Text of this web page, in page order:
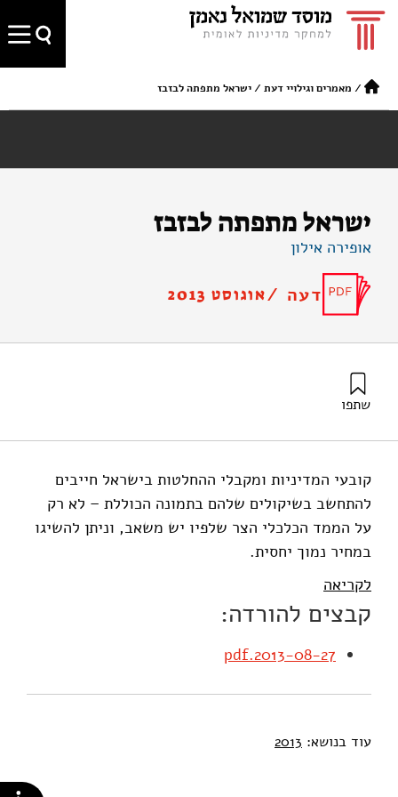
/ מאמרים וגילויי דעת /ישראל מתפתה לבזבז
ישראל מתפתה לבזבז
אופירה אילון
דעה /אוגוסט 2013
שתפו
קובעי המדיניות ומקבלי ההחלטות בישראל חייבים
להתחשב בשיקולים שלהם בתמונה הכוללת – לא רק
על הממד הכלכלי הצר שלפיו יש משאב, וניתן להשיגו
במחיר נמוך יחסית.
לקריאה
קבצים להורדה:
2013-08-27.pdf
עוד בנושא: 2013